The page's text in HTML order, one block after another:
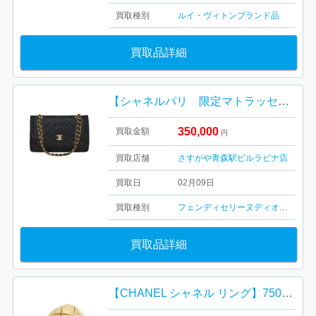
買取種別 ルイ・ヴィトンブランド品
買取品詳細
【シャネルパリ 限定マトラッセ】 ダブルフラップ チェーンショルダーバッグ・レディース
買取金額 350,000 円
買取店舗 さすがや青森駅ビルラビナ店
買取日 02月09日
買取種別 フェンディセリーヌディオール
買取品詳細
【CHANEL シャネル リング】750・18金・貴金属・ジュエリー・レディース・ココクラッシュ・ミディアム・J10571